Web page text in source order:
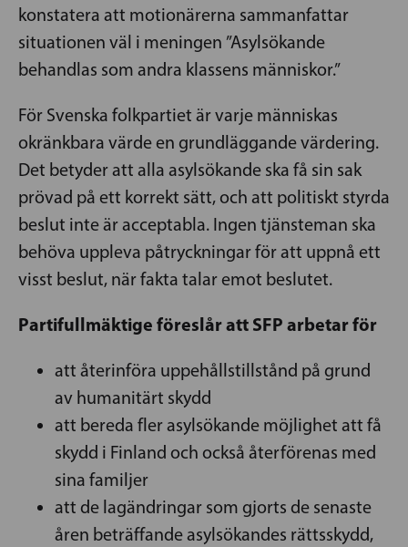
konstatera att motionärerna sammanfattar
situationen väl i meningen ”Asylsökande
behandlas som andra klassens människor.”
För Svenska folkpartiet är varje människas
okränkbara värde en grundläggande värdering.
Det betyder att alla asylsökande ska få sin sak
prövad på ett korrekt sätt, och att politiskt styrda
beslut inte är acceptabla. Ingen tjänsteman ska
behöva uppleva påtryckningar för att uppnå ett
visst beslut, när fakta talar emot beslutet.
Partifullmäktige föreslår att SFP arbetar för
att återinföra uppehållstillstånd på grund
av humanitärt skydd
att bereda fler asylsökande möjlighet att få
skydd i Finland och också återförenas med
sina familjer
att de lagändringar som gjorts de senaste
åren beträffande asylsökandes rättsskydd,